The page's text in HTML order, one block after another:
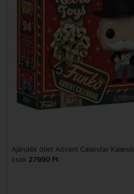
Ajándék ötlet Advent Calendar
csak 27990 Ft